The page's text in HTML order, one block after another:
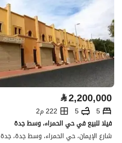
⃁2,200,000
5
5
222 م2
فيلا للبيع في حي الحمراء، وسط جدة
شارع الإيمان، حي الحمراء، وسط جدة، جدة